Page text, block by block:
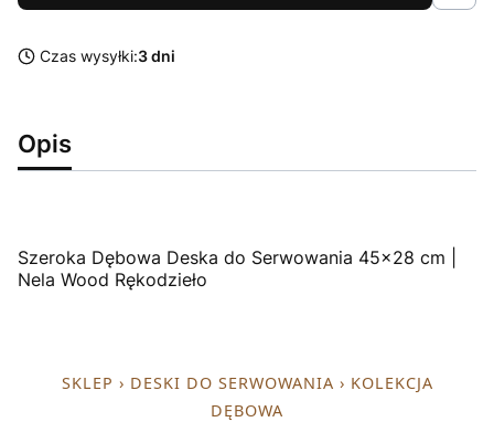
Czas wysyłki:3 dni
Opis
Szeroka Dębowa Deska do Serwowania 45x28 cm |
Nela Wood Rękodzieło
SKLEP › DESKI DO SERWOWANIA › KOLEKCJA
DĘBOWA